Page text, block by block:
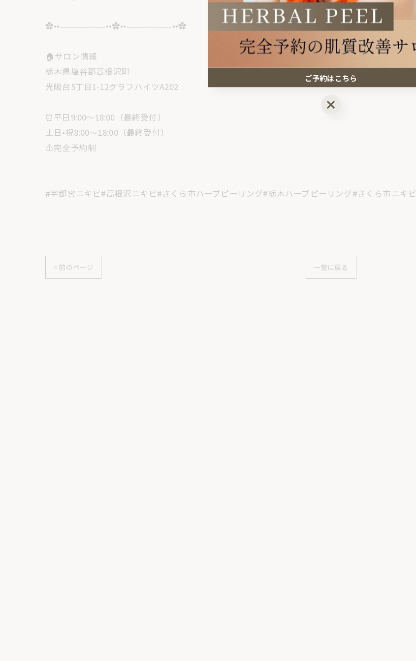
✿••˗˗˗˗˗˗˗˗˗˗˗˗˗˗˗••✿••˗˗˗˗˗˗˗˗˗˗˗˗˗˗˗••✿
🏠サロン情報
栃木県塩谷郡高根沢町
光陽台5丁目1-12グラフハイツA202
⏰平日9:00〜18:00（最終受付）
土日•祝8:00〜18:00（最終受付）
⚠️完全予約制
#宇都宮ニキビ#高根沢ニキビ#さくら市ハーブピーリング#栃木ハーブピーリング#さくら市ニキビ
< 前のページ 一覧に戻る
ご予約はこちら
ご予約はこちら